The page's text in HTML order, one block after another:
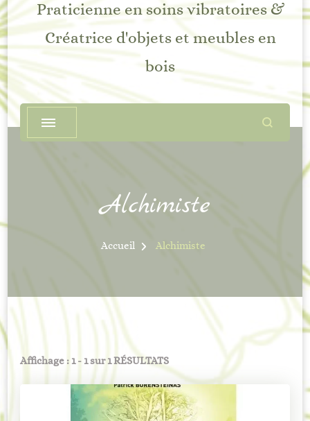
Praticienne en soins vibratoires &
Créatrice d'objets et meubles en
bois
Alchimiste
Accueil Alchimiste
Affichage : 1 - 1 sur 1 RÉSULTATS